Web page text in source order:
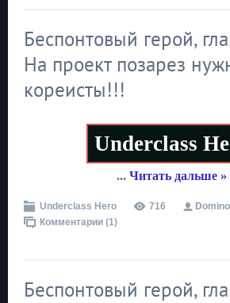
Беспонтовый герой,
На проект позарез
кореисты!!!
Underclass
... Читать дальше »
Underclass Hero 716 Domino
Комментарии (1)
Беспонтовый герой,